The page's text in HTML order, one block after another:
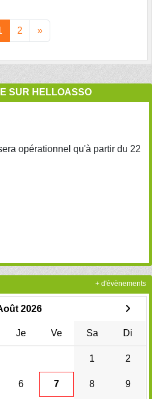
2 »
SUR HELLOASSO
opérationnel qu'à partir du 22
2026
Je Ve Sa Di
1 2
6 7 8 9
+ d'évènements